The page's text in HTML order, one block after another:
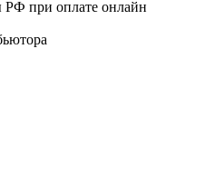
РФ при оплате онлайн